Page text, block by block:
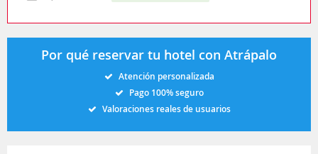
Por qué reservar tu hotel con Atrápalo
Atención personalizada
Pago 100% seguro
Valoraciones reales de usuarios